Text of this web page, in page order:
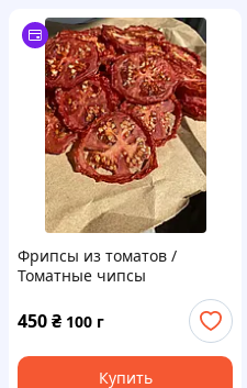
Фрипсы из томатов /
Томатные чипсы
450₴ 100 г
Купить